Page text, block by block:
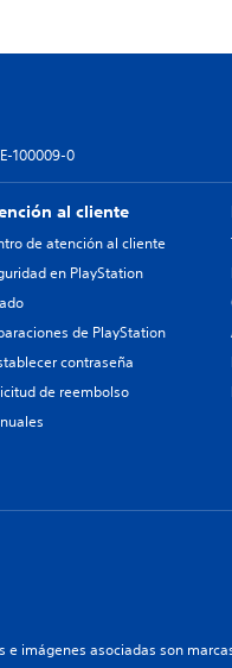
100009-0
al cliente
de atención al cliente
en PlayStation
de PlayStation
contraseña
de reembolso
imágenes asociadas son